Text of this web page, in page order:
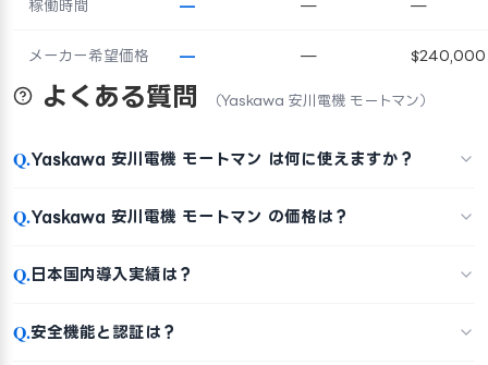
稼働時間 — — —
メーカー希望価格 — — $240,000
よくある質問 （Yaskawa 安川電機 モートマン）
Q.Yaskawa 安川電機 モートマン は何に使えますか？
Q.Yaskawa 安川電機 モートマン の価格は？
Q.日本国内導入実績は？
Q.安全機能と認証は？